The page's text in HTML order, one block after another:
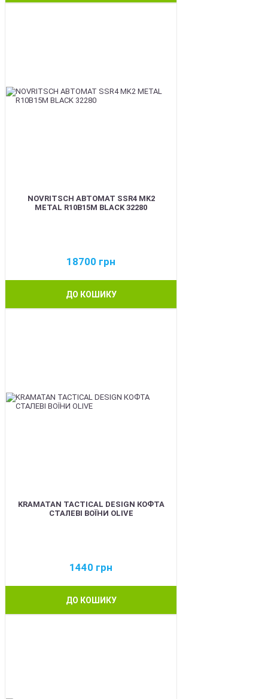
NOVRITSCH АВТОМАТ SSR4 MK2
METAL R10B15M BLACK 32280
18700 грн
ДО КОШИКУ
KRAMATAN TACTICAL DESIGN КОФТА
СТАЛЕВІ ВОЇНИ OLIVE
1440 грн
ДО КОШИКУ